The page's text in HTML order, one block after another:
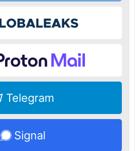
Telegram
Signal